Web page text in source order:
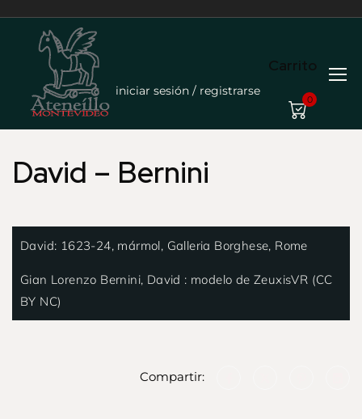
iniciar sesión / registrarse
Carrito
0
David – Bernini
David: 1623-24, mármol, Galleria Borghese, Rome
Gian Lorenzo Bernini, David : modelo de ZeuxisVR (CC
BY NC)
Compartir: